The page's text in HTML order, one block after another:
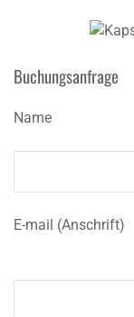
Buchungsanfrage
Name
E-mail (Anschrift)